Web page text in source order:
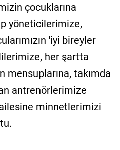
çocuklarına
yöneticilerimize,
'iyi bireyler
her şartta
mensuplarına, takımda
antrenörlerimize
ailesine minnetlerimizi